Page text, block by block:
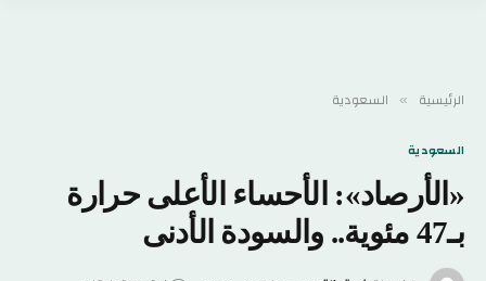
الرئيسية » السعودية
السعودية
«الأرصاد»: الأحساء الأعلى حرارة
بـ47 مئوية.. والسودة الأدنى